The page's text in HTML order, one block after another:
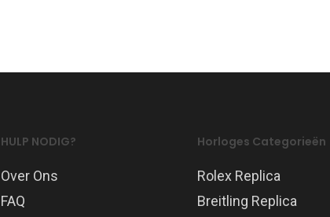
HULP NODIG?
Over Ons
FAQ
Horloges Categorieën
Rolex Replica
Breitling Replica